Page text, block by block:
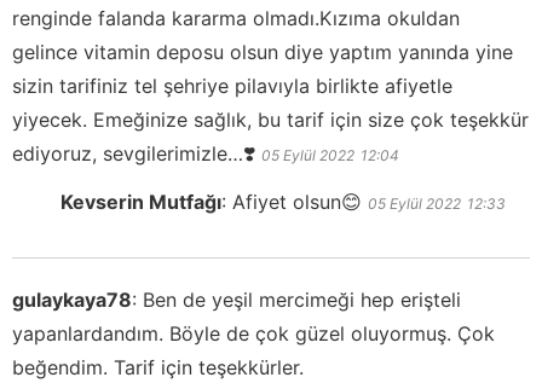
renginde falanda kararma olmadı.Kızıma okuldan
gelince vitamin deposu olsun diye yaptım yanında yine
sizin tarifiniz tel şehriye pilavıyla birlikte afiyetle
yiyecek. Emeğinize sağlık, bu tarif için size çok teşekkür
ediyoruz, sevgilerimizle…❣️ 05 Eylül 2022 12:04
Kevserin Mutfağı: Afiyet olsun😊 05 Eylül 2022 12:33
gulaykaya78: Ben de yeşil mercimeği hep erişteli
yapanlardandım. Böyle de çok güzel oluyormuş. Çok
beğendim. Tarif için teşekkürler.